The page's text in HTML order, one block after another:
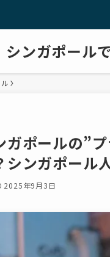
シンガポール
ガポールの”
シンガポール
2025年9月3日